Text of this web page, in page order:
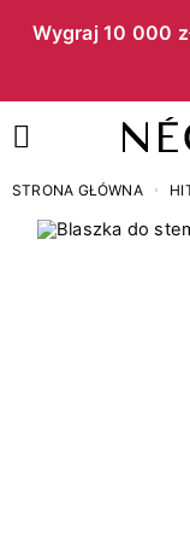
Wygraj 10 000
STRONA GŁÓWNA